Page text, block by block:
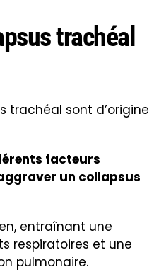
trachéal
trachéal sont d’origine
facteurs
un collapsus
entraînant une
respiratoires et une
pulmonaire.